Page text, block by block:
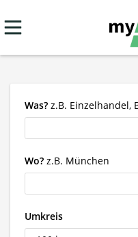
Was? z.B. Einzelhandel,
Wo? z.B. München
Umkreis